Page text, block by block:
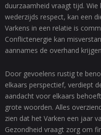
duurzaamheid vraagt tijd.
wederzijds respect, kan een
Varkens in een relatie is
Conflictenergie kan
aannames de overhand
Door gevoelens rustig te
elkaars perspectief, verdiept
aandacht voor elkaars
grote woorden. Alles
zien dat het Varken een jaar
Gezondheid vraagt zorg om